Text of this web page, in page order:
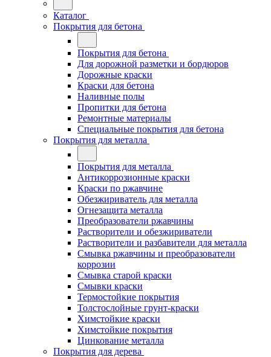
Каталог
Покрытия для бетона
Покрытия для бетона
Для дорожной разметки и бордюров
Дорожные краски
Краски для бетона
Наливные полы
Пропитки для бетона
Ремонтные материалы
Специальные покрытия для бетона
Покрытия для металла
Покрытия для металла
Антикоррозионные краски
Краски по ржавчине
Обезжириватель для металла
Огнезащита металла
Преобразователи ржавчины
Растворители и обезжириватели
Растворители и разбавители для металла
Смывка ржавчины и преобразователи
коррозии
Смывка старой краски
Смывки краски
Термостойкие покрытия
Толстослойные грунт-краски
Химстойкие краски
Химстойкие покрытия
Цинкование металла
Покрытия для дерева